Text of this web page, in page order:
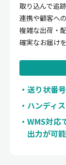
取り込んで追
連携や顧客へ
複雑な出荷・
確実なお届け
送り状番
ハンディ
WMS対応
出力が可能